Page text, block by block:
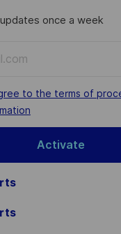
once a week
to the terms of
Activate